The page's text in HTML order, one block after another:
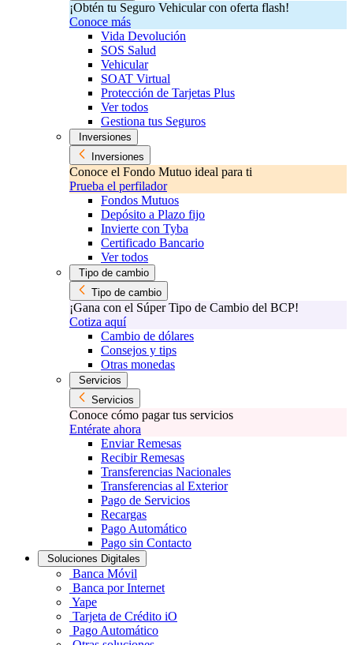
¡Obtén tu Seguro Vehicular con oferta flash!
Conoce más
Vida Devolución
SOS Salud
Vehicular
SOAT Virtual
Protección de Tarjetas Plus
Ver todos
Gestiona tus Seguros
Inversiones
Inversiones
Conoce el Fondo Mutuo ideal para ti
Prueba el perfilador
Fondos Mutuos
Depósito a Plazo fijo
Invierte con Tyba
Certificado Bancario
Ver todos
Tipo de cambio
Tipo de cambio
¡Gana con el Súper Tipo de Cambio del BCP!
Cotiza aquí
Cambio de dólares
Consejos y tips
Otras monedas
Servicios
Servicios
Conoce cómo pagar tus servicios
Entérate ahora
Enviar Remesas
Recibir Remesas
Transferencias Nacionales
Transferencias al Exterior
Pago de Servicios
Recargas
Pago Automático
Pago sin Contacto
Soluciones Digitales
Banca Móvil
Banca por Internet
Yape
Tarjeta de Crédito iO
Pago Automático